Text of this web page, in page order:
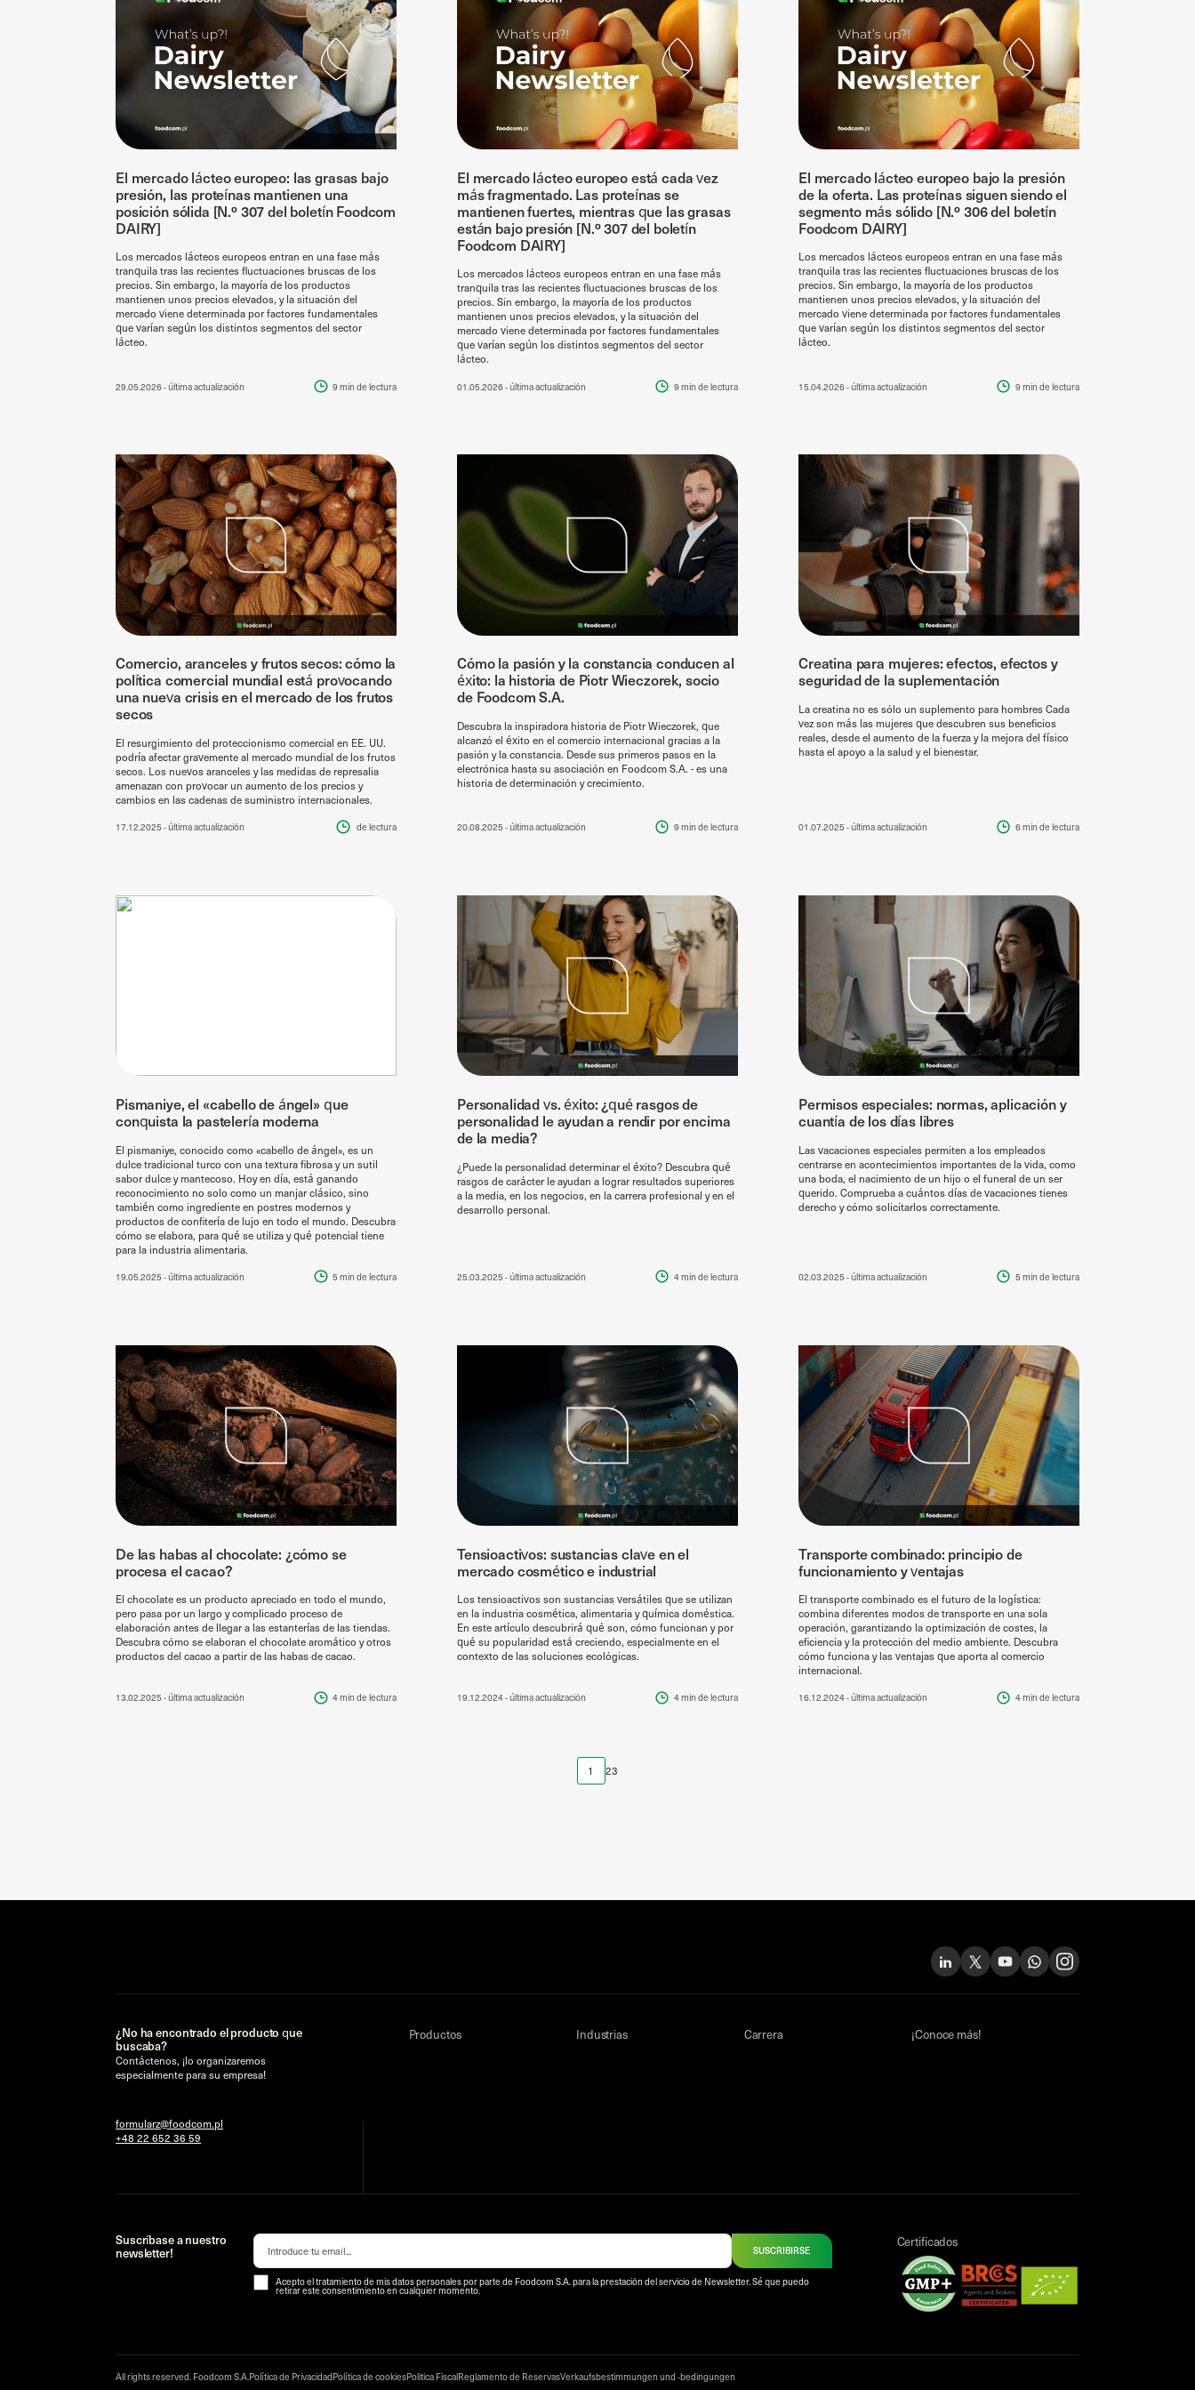
El mercado lácteo europeo: las grasas bajo
presión, las proteínas mantienen una
posición sólida [N.º 307 del boletín Foodcom
DAIRY]
Los mercados lácteos europeos entran en una fase más
tranquila tras las recientes fluctuaciones bruscas de los
precios. Sin embargo, la mayoría de los productos
mantienen unos precios elevados, y la situación del
mercado viene determinada por factores fundamentales
que varían según los distintos segmentos del sector
lácteo.
29.05.2026- última actualización 9 min de lectura
El mercado lácteo europeo está cada vez
más fragmentado. Las proteínas se
mantienen fuertes, mientras que las grasas
están bajo presión [N.º 307 del boletín
Foodcom DAIRY]
Los mercados lácteos europeos entran en una fase más
tranquila tras las recientes fluctuaciones bruscas de los
precios. Sin embargo, la mayoría de los productos
mantienen unos precios elevados, y la situación del
mercado viene determinada por factores fundamentales
que varían según los distintos segmentos del sector
lácteo.
01.05.2026- última actualización 9 min de lectura
El mercado lácteo europeo bajo la presión
de la oferta. Las proteínas siguen siendo el
segmento más sólido [N.º 306 del boletín
Foodcom DAIRY]
Los mercados lácteos europeos entran en una fase más
tranquila tras las recientes fluctuaciones bruscas de los
precios. Sin embargo, la mayoría de los productos
mantienen unos precios elevados, y la situación del
mercado viene determinada por factores fundamentales
que varían según los distintos segmentos del sector
lácteo.
15.04.2026- última actualización 9 min de lectura
Comercio, aranceles y frutos secos: cómo la
política comercial mundial está provocando
una nueva crisis en el mercado de los frutos
secos
El resurgimiento del proteccionismo comercial en EE. UU.
podría afectar gravemente al mercado mundial de los frutos
secos. Los nuevos aranceles y las medidas de represalia
amenazan con provocar un aumento de los precios y
cambios en las cadenas de suministro internacionales.
17.12.2025 - última actualización de lectura
Cómo la pasión y la constancia conducen al
éxito: la historia de Piotr Wieczorek, socio
de Foodcom S.A.
Descubra la inspiradora historia de Piotr Wieczorek, que
alcanzó el éxito en el comercio internacional gracias a la
pasión y la constancia. Desde sus primeros pasos en la
electrónica hasta su asociación en Foodcom S.A. - es una
historia de determinación y crecimiento.
20.08.2025 - última actualización 9 min de lectura
Creatina para mujeres: efectos, efectos y
seguridad de la suplementación
La creatina no es sólo un suplemento para hombres Cada
vez son más las mujeres que descubren sus beneficios
reales, desde el aumento de la fuerza y la mejora del físico
hasta el apoyo a la salud y el bienestar.
01.07.2025 - última actualización 6 min de lectura
Pismaniye, el «cabello de ángel» que
conquista la pastelería moderna
El pismaniye, conocido como «cabello de ángel», es un
dulce tradicional turco con una textura fibrosa y un sutil
sabor dulce y mantecoso. Hoy en día, está ganando
reconocimiento no solo como un manjar clásico, sino
también como ingrediente en postres modernos y
productos de confitería de lujo en todo el mundo. Descubra
cómo se elabora, para qué se utiliza y qué potencial tiene
para la industria alimentaria.
19.05.2025 - última actualización 5 min de lectura
Personalidad vs. éxito: ¿qué rasgos de
personalidad le ayudan a rendir por encima
de la media?
¿Puede la personalidad determinar el éxito? Descubra qué
rasgos de carácter le ayudan a lograr resultados superiores
a la media, en los negocios, en la carrera profesional y en el
desarrollo personal.
25.03.2025 - última actualización 4 min de lectura
Permisos especiales: normas, aplicación y
cuantía de los días libres
Las vacaciones especiales permiten a los empleados
centrarse en acontecimientos importantes de la vida, como
una boda, el nacimiento de un hijo o el funeral de un ser
querido. Comprueba a cuántos días de vacaciones tienes
derecho y cómo solicitarlos correctamente.
02.03.2025 - última actualización 5 min de lectura
De las habas al chocolate: ¿cómo se
procesa el cacao?
El chocolate es un producto apreciado en todo el mundo,
pero pasa por un largo y complicado proceso de
elaboración antes de llegar a las estanterías de las tiendas.
Descubra cómo se elaboran el chocolate aromático y otros
productos del cacao a partir de las habas de cacao.
13.02.2025 - última actualización 4 min de lectura
Tensioactivos: sustancias clave en el
mercado cosmético e industrial
Los tensioactivos son sustancias versátiles que se utilizan
en la industria cosmética, alimentaria y química doméstica.
En este artículo descubrirá qué son, cómo funcionan y por
qué su popularidad está creciendo, especialmente en el
contexto de las soluciones ecológicas.
19.12.2024- última actualización 4 min de lectura
Transporte combinado: principio de
funcionamiento y ventajas
El transporte combinado es el futuro de la logística:
combina diferentes modos de transporte en una sola
operación, garantizando la optimización de costes, la
eficiencia y la protección del medio ambiente. Descubra
cómo funciona y las ventajas que aporta al comercio
internacional.
16.12.2024- última actualización 4 min de lectura
1 23
¿No ha encontrado el producto que
buscaba?
Contáctenos, ¡lo organizaremos
especialmente para su empresa!
formularz@foodcom.pl
+48 22 652 36 59
Productos Industrias Carrera ¡Conoce más!
Certificados
Suscríbase a nuestro
newsletter!
Acepto el tratamiento de mis datos personales por parte de Foodcom S.A. para la prestación del servicio de Newsletter. Sé que puedo
retirar este consentimiento en cualquier momento.
SUSCRIBIRSE
All rights reserved. Foodcom S.A.Política de PrivacidadPolítica de cookiesPolitica FiscalReglamento de ReservasVerkaufsbestimmungen und -bedingungen